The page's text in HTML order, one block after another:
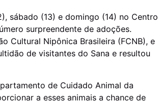
sábado (13) e domingo (14) no Centro
surpreendente de adoções.
Cultural Nipônica Brasileira (FCNB), e
de visitantes do Sana e resultou
de Cuidado Animal da
a esses animais a chance de